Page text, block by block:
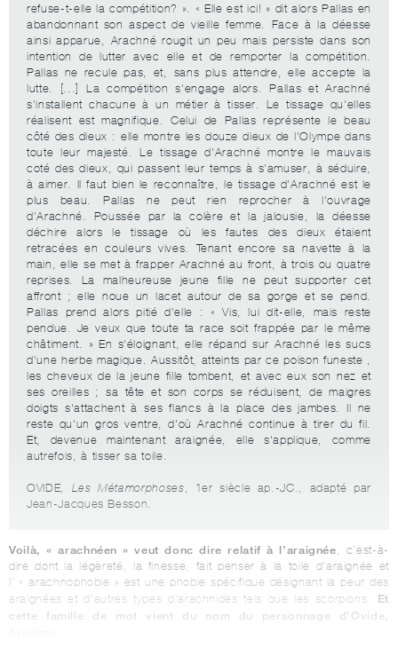
refuse-t-elle la compétition? ». « Elle est ici! » dit alors Pallas en
abandonnant son aspect de vieille femme. Face à la déesse
ainsi apparue, Arachné rougit un peu mais persiste dans son
intention de lutter avec elle et de remporter la compétition.
Pallas ne recule pas, et, sans plus attendre, elle accepte la
lutte. [...] La compétition s'engage alors. Pallas et Arachné
s'installent chacune à un métier à tisser. Le tissage qu'elles
réalisent est magnifique. Celui de Pallas représente le beau
côté des dieux : elle montre les douze dieux de l'Olympe dans
toute leur majesté. Le tissage d'Arachné montre le mauvais
coté des dieux, qui passent leur temps à s'amuser, à séduire,
à aimer. Il faut bien le reconnaître, le tissage d'Arachné est le
plus beau. Pallas ne peut rien reprocher à l'ouvrage
d'Arachné. Poussée par la colère et la jalousie, la déesse
déchire alors le tissage où les fautes des dieux étaient
retracées en couleurs vives. Tenant encore sa navette à la
main, elle se met à frapper Arachné au front, à trois ou quatre
reprises. La malheureuse jeune fille ne peut supporter cet
affront ; elle noue un lacet autour de sa gorge et se pend.
Pallas prend alors pitié d'elle : « Vis, lui dit-elle, mais reste
pendue. Je veux que toute ta race soit frappée par le même
châtiment. » En s'éloignant, elle répand sur Arachné les sucs
d'une herbe magique. Aussitôt, atteints par ce poison funeste ,
les cheveux de la jeune fille tombent, et avec eux son nez et
ses oreilles ; sa tête et son corps se réduisent, de maigres
doigts s'attachent à ses flancs à la place des jambes. Il ne
reste qu'un gros ventre, d'où Arachné continue à tirer du fil.
Et, devenue maintenant araignée, elle s'applique, comme
autrefois, à tisser sa toile.
OVIDE, Les Métamorphoses , 1er siècle ap.-JC., adapté par
Jean-Jacques Besson.
Voilà, « arachnéen » veut donc dire relatif à l’araignée , c’est-à-
dire dont la légèreté, la finesse, fait penser à la toile d’araignée et
l’ « arachnophobie » est une phobie spécifique désignant la peur des
araignées et d’autres types d'arachnides tels que les scorpions. Et
cette famille de mot vient du nom du personnage d’Ovide,